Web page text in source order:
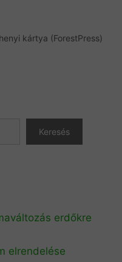
kártya (ForestPress)
Keresés
erdőkre
elrendelése